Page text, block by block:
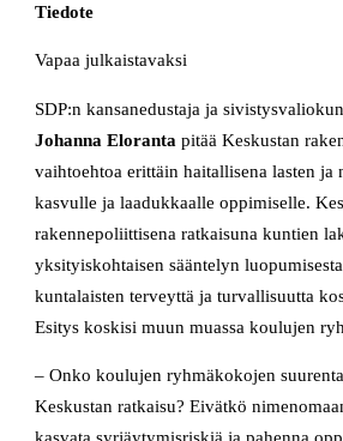
Tiedote
Vapaa julkaistavaksi
SDP:n kansanedustaja ja
Johanna Eloranta pitää Keskustan
vaihtoehtoa erittäin haitallisena lasten ja
kasvulle ja laadukkaalle oppimiselle.
rakennepoliittisena ratkaisuna kuntien
yksityiskohtaisen sääntelyn
kuntalaisten terveyttä ja turvallisuutta
Esitys koskisi muun muassa koulujen
– Onko koulujen ryhmäkokojen
Keskustan ratkaisu? Eivätkö